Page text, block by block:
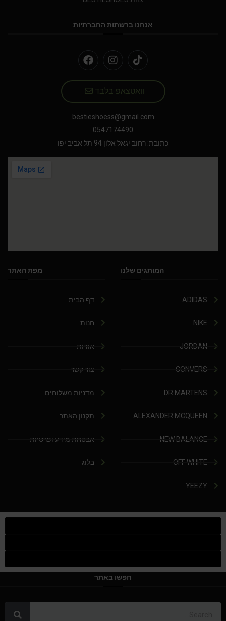
אנחנו ברשתות החברתיות
וואטצאפ בלבד
bestieshoess@gmail.com
0547174490
כתובת: רחוב יגאל אלון 94 תל אביב יפו
המותגים שלנו
ADIDAS
NIKE
JORDAN
CONVERS
DR.MARTENS
ALEXANDER MCQUEEN
NEW BALANCE
OFF WHITE
YEEZY
מפת האתר
דף הבית
חנות
אודות
צור קשר
מדניות משלוחים
תקנון האתר
אבטחת מידע ופרטיות
בלוג
חפשו באתר